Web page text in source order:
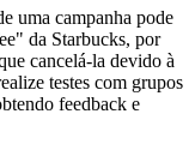
uma campanha pode
da Starbucks, por
cancelá-la devido à
testes com grupos
feedback e